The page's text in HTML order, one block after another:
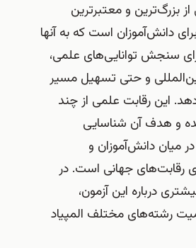
از بزرگ‌ترین و معتبرترین
دانش‌آموزان است که به آنها
سنجش توانایی‌های علمی،
و حتی تسهیل مسیر
این رقابت علمی از چند
و هدف آن شناسایی
میان دانش‌آموزان و
رقابت‌های جهانی است. در
درباره این آزمون،
رشته‌های مختلف المپیاد